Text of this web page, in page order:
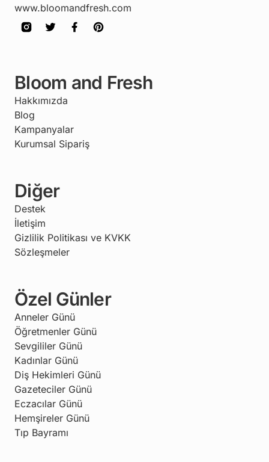
www.bloomandfresh.com
Bloom and Fresh
Hakkımızda
Blog
Kampanyalar
Kurumsal Sipariş
Diğer
Destek
İletişim
Gizlilik Politikası ve KVKK
Sözleşmeler
Özel Günler
Anneler Günü
Öğretmenler Günü
Sevgililer Günü
Kadınlar Günü
Diş Hekimleri Günü
Gazeteciler Günü
Eczacılar Günü
Hemşireler Günü
Tıp Bayramı